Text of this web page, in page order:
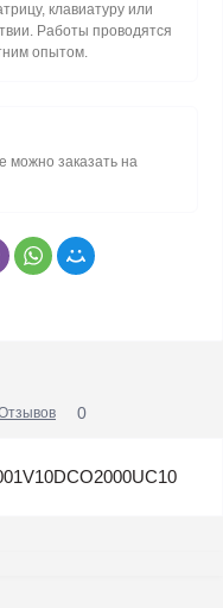
клавиатуру или
Работы проводятся
опытом.
можно заказать на
0